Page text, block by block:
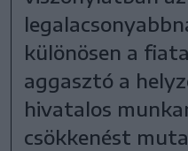
különösen a
aggasztó a
hivatalos
csökkenést